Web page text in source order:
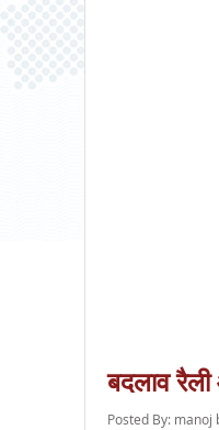
बदलाव
Posted By: manoj